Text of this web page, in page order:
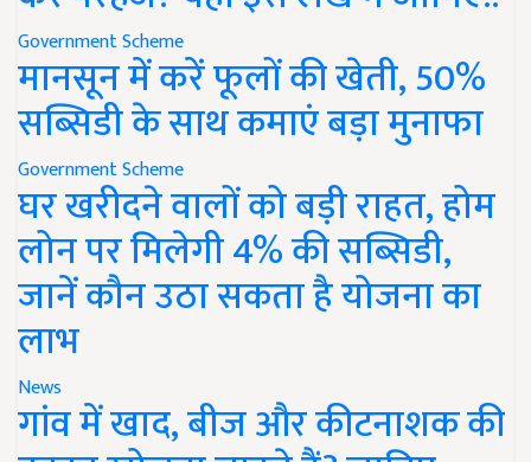
Government Scheme
मानसून में करें फूलों की खेती, 50%
सब्सिडी के साथ कमाएं बड़ा मुनाफा
Government Scheme
घर खरीदने वालों को बड़ी राहत, होम
लोन पर मिलेगी 4% की सब्सिडी,
जानें कौन उठा सकता है योजना का
लाभ
News
गांव में खाद, बीज और कीटनाशक की